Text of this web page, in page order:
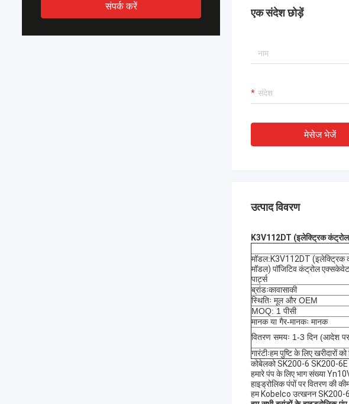
संपर्क करें
एक संदेश छोड़ें
मेसेज भेजें
उत्पाद विवरण
K3V112DT (इलेक्ट्रिक
मॉडल:K3V112DT (इलेक्ट्रिक
मॉडल) पॉजिटिव कंट्रोल
पार्ट्स
ब्रांडःकावासाकी
स्थितिः मूल और OEM
MOQ: 1 पीसी
मानक या गैर-मानकः मानक
वितरण समयः 1-3 दिन (आदेश पर
गारंटीःहम पुष्टि के लिए खरीदारों
कोबेलको SK200-6 SK200-
हमारे पंप के लिए भाग संख्या
हाइड्रोलिक पंपों पर वितरण की
हम Kobelco उत्खनन SK200-6